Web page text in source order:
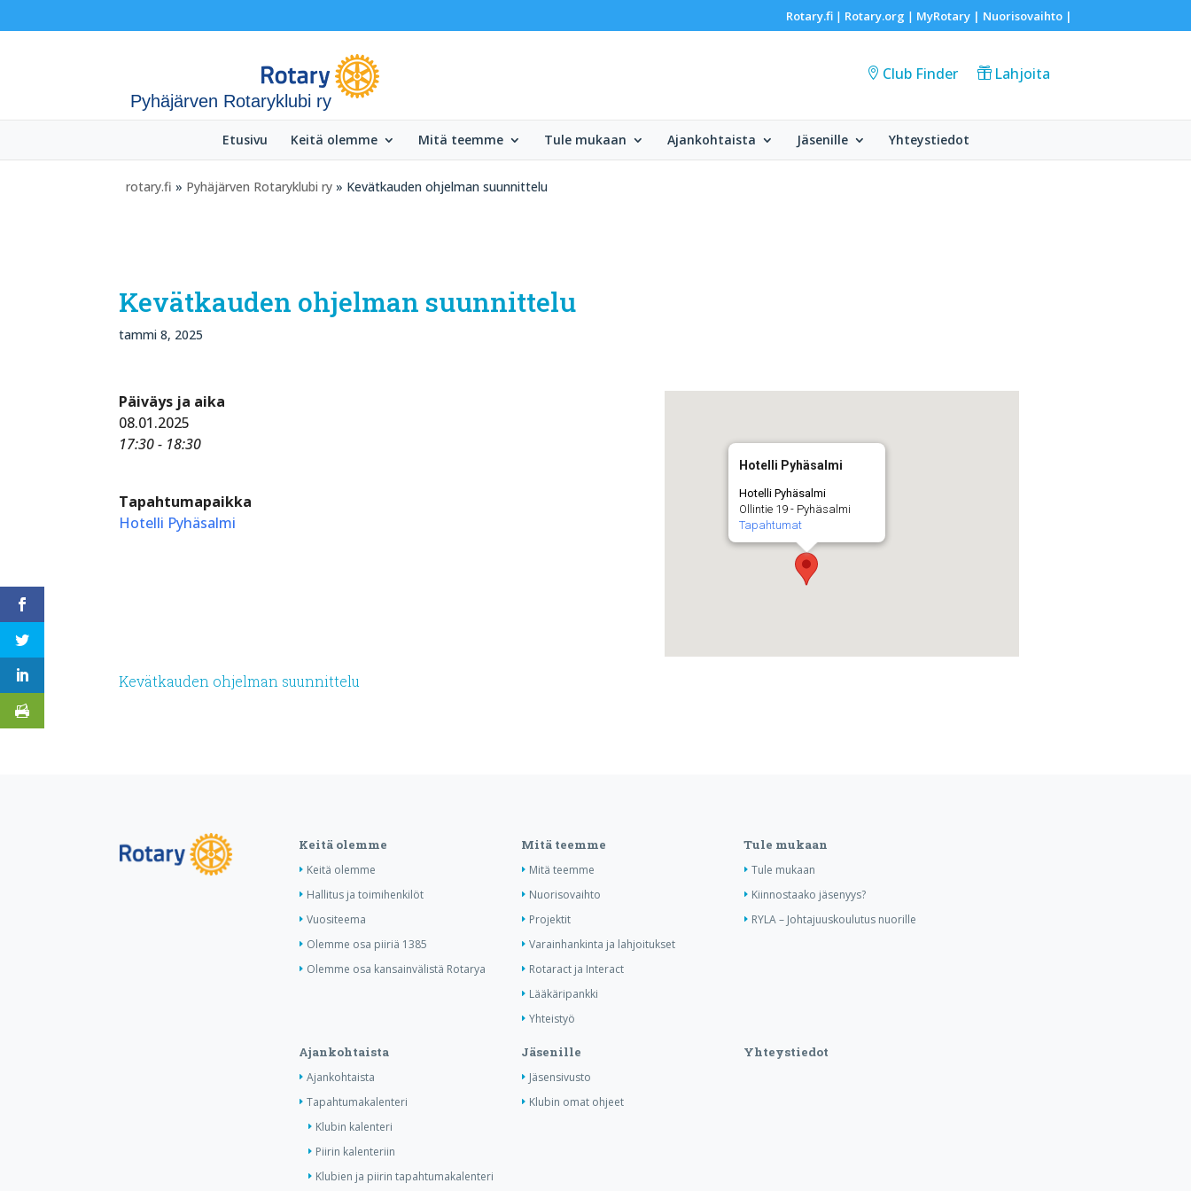
Rotary.fi| Rotary.org | MyRotary | Nuorisovaihto|
Pyhäjärven Rotaryklubi ry
Club Finder Lahjoita
Etusivu Keitä olemme Mitä teemme Tule mukaan Ajankohtaista Jäsenille Yhteystiedot
rotary.fi » Pyhäjärven Rotaryklubi ry » Kevätkauden ohjelman suunnittelu
Kevätkauden ohjelman suunnittelu
tammi 8, 2025
Hotelli Pyhäsalmi
Hotelli Pyhäsalmi
Ollintie 19 - Pyhäsalmi
Tapahtumat
Päiväys ja aika
08.01.2025
17:30 - 18:30
Tapahtumapaikka
Hotelli Pyhäsalmi
Kevätkauden ohjelman suunnittelu
Keitä olemme
Keitä olemme
Hallitus ja toimihenkilöt
Vuositeema
Olemme osa piiriä 1385
Olemme osa kansainvälistä Rotarya
Mitä teemme
Mitä teemme
Nuorisovaihto
Projektit
Varainhankinta ja lahjoitukset
Rotaract ja Interact
Lääkäripankki
Yhteistyö
Tule mukaan
Tule mukaan
Kiinnostaako jäsenyys?
RYLA – Johtajuuskoulutus nuorille
Ajankohtaista
Ajankohtaista
Tapahtumakalenteri
Klubin kalenteri
Piirin kalenteriin
Klubien ja piirin tapahtumakalenteri
Jäsenille
Jäsensivusto
Klubin omat ohjeet
Yhteystiedot